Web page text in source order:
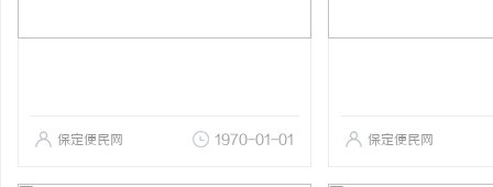
保定便民网 1970-01-01 保定便民网